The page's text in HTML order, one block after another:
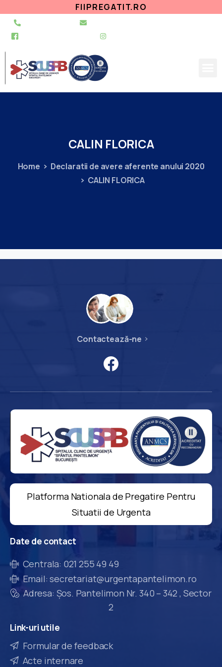
FIIPREGATIT.RO
CALIN FLORICA
Home
Declaratii de avere aferente anului 2020
CALIN FLORICA
Contactează-ne
Platforma Nationala de Pregatire Pentru
Situatii de Urgenta
Date de contact
Centrala: 021 255 49 49
Email: secretariat@urgentapantelimon.ro
Adresa: Șos. Pantelimon Nr. 340 – 342 , Sector
2
Link-uriutile
Formular de feedback
Acte internare